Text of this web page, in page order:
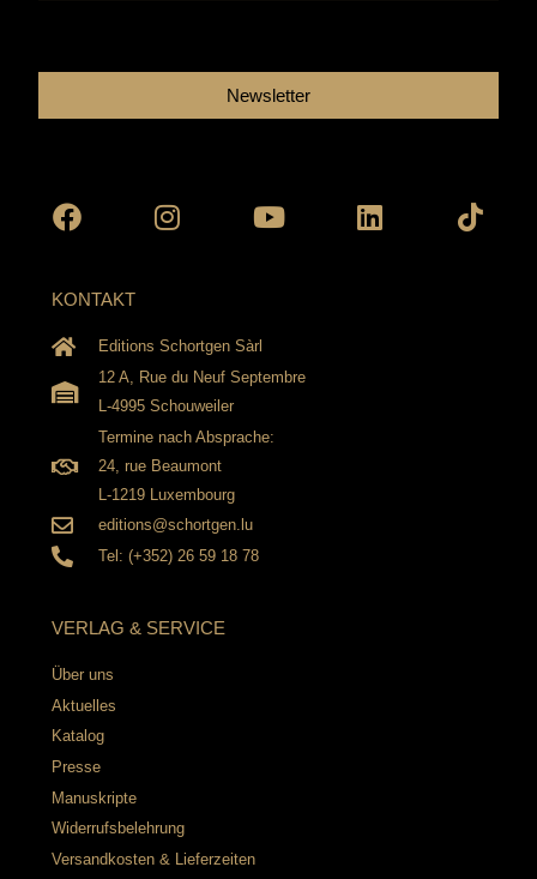
Newsletter
KONTAKT
Editions Schortgen Sàrl
12 A, Rue du Neuf Septembre
L-4995 Schouweiler
Termine nach Absprache:
24, rue Beaumont
L-1219 Luxembourg
editions@schortgen.lu
Tel: (+352) 26 59 18 78
VERLAG & SERVICE
Über uns
Aktuelles
Katalog
Presse
Manuskripte
Widerrufsbelehrung
Versandkosten & Lieferzeiten